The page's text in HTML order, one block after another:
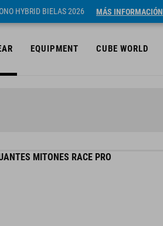
HYBRID BIELAS 2026 MÁS INFORMACIÓN
EQUIPMENT CUBE WORLD
MITONES RACE PRO